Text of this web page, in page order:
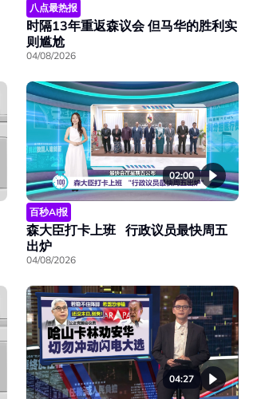
八点最热报
时隔13年重返森议会 但马华的胜利实
则尴尬
04/08/2026
02:00
百秒AI报
森大臣打卡上班 行政议员最快周五
出炉
04/08/2026
04:27